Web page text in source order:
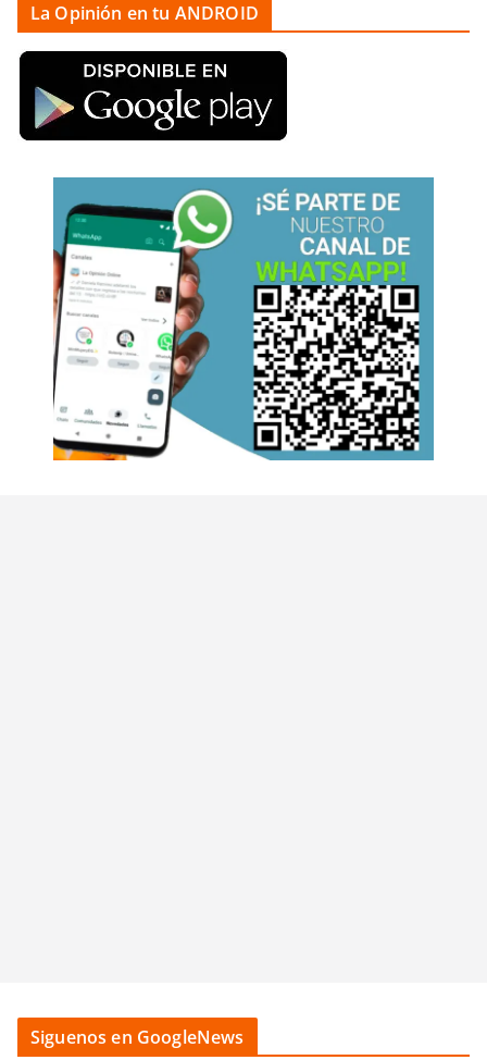
La Opinión en tu ANDROID
Siguenos en GoogleNews